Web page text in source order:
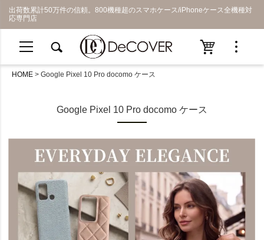
出荷数累計50万件の信頼。800機種超のスマホケース/iPhoneケース全機種対
応専門店
HOME Google Pixel 10 Pro docomo ケース
Google Pixel 10 Pro docomo ケース